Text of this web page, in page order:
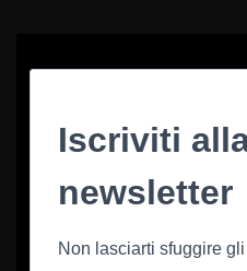
Iscriviti
newsletter
Non lasciarti sfuggire